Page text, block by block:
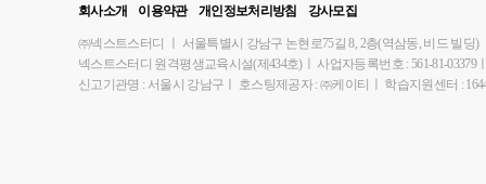
회사소개 이용약관 개인정보처리방침 강사모집
㈜넥스트스터디 서울특별시 강남구 논현로75길 8, 2층(역삼동, 비드 빌딩)
넥스트스터디 원격평생교육시설(제434호)ㅣ 사업자등록번호 : 561-81-03379
신고기관명 : 서울시 강남구
호스팅제공자 : ㈜케이티 학습지원센터 :